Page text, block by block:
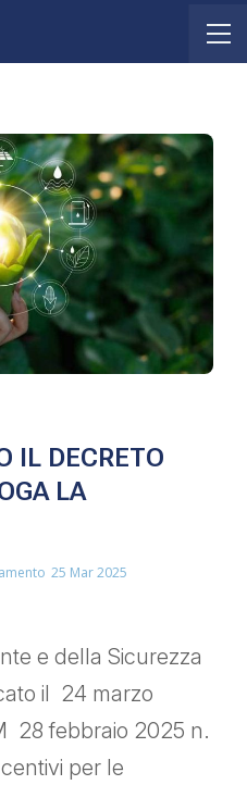
IL DECRETO
LA
25 Mar 2025
e della Sicurezza
il 24 marzo
28 febbraio 2025 n.
per le